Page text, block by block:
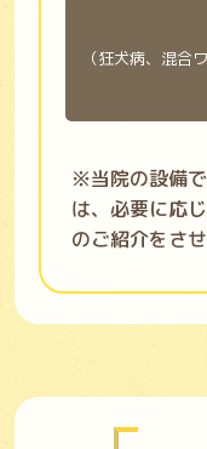
（狂犬病、混合
※当院の設備
は、必要に応
のご紹介をさ